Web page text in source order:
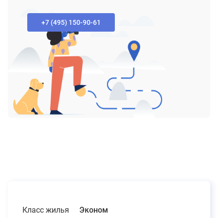
Класс жилья Эконом
+7 (495) 150-90-61‬